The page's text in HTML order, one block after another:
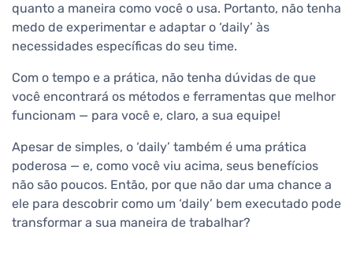
quanto a maneira como você o usa. Portanto, não tenha
medo de experimentar e adaptar o ‘daily’ às
necessidades específicas do seu time.
Com o tempo e a prática, não tenha dúvidas de que
você encontrará os métodos e ferramentas que melhor
funcionam — para você e, claro, a sua equipe!
Apesar de simples, o ‘daily’ também é uma prática
poderosa — e, como você viu acima, seus benefícios
não são poucos. Então, por que não dar uma chance a
ele para descobrir como um ‘daily’ bem executado pode
transformar a sua maneira de trabalhar?